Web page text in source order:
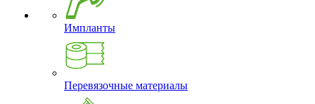
Импланты
Перевязочные материалы